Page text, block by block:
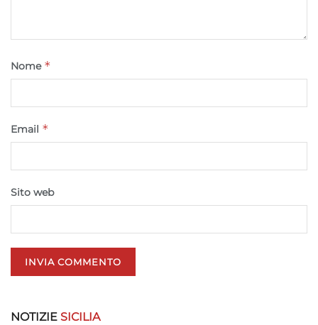
Nome *
Email *
Sito web
NOTIZIE SICILIA